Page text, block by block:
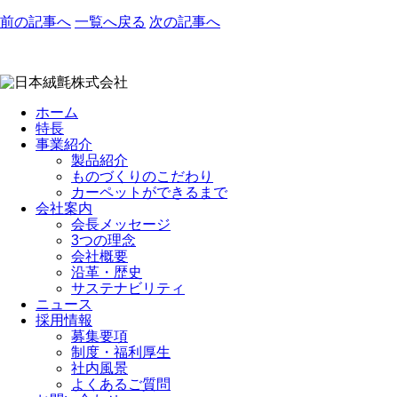
前の記事へ 一覧へ戻る 次の記事へ
ホーム
特長
事業紹介
製品紹介
ものづくりのこだわり
カーペットができるまで
会社案内
会長メッセージ
3つの理念
会社概要
沿革・歴史
サステナビリティ
ニュース
採用情報
募集要項
制度・福利厚生
社内風景
よくあるご質問